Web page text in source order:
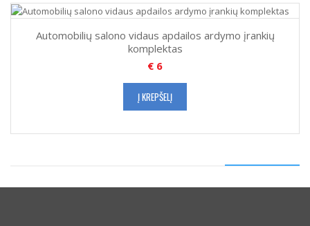
Automobilių salono vidaus apdailos ardymo įrankių
komplektas
€ 6
Į KREPŠELĮ